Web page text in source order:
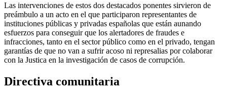
Las intervenciones de estos dos destacados ponentes sirvieron de
preámbulo a un acto en el que participaron representantes de
instituciones públicas y privadas españolas que están aunando
esfuerzos para conseguir que los alertadores de fraudes e
infracciones, tanto en el sector público como en el privado, tengan
garantías de que no van a sufrir acoso ni represalias por colaborar
con la Justica en la investigación de casos de corrupción.
Directiva comunitaria